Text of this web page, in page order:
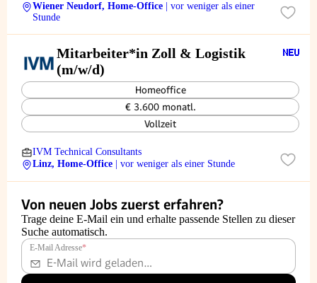
Wiener Neudorf, Home-Office
| vor weniger als einer
Stunde
Mitarbeiter*in Zoll & Logistik
(m/w/d)
Homeoffice
€ 3.600 monatl.
Vollzeit
IVM Technical Consultants
Linz, Home-Office
| vor weniger als einer Stunde
Von neuen Jobs zuerst erfahren?
Trage deine E-Mail ein und erhalte passende Stellen zu dieser
Suche automatisch.
E-Mail Adresse*